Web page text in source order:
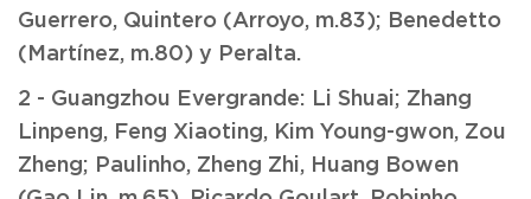
Guerrero, Quintero (Arroyo, m.83); Benedetto
(Martínez, m.80) y Peralta.
2 - Guangzhou Evergrande: Li Shuai; Zhang
Linpeng, Feng Xiaoting, Kim Young-gwon, Zou
Zheng; Paulinho, Zheng Zhi, Huang Bowen